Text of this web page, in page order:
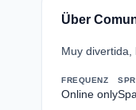
Über
Muy
FREQUENZ
Online only